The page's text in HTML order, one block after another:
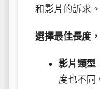
和影片的訴求。
選擇最佳長度
影片類型
度也不同